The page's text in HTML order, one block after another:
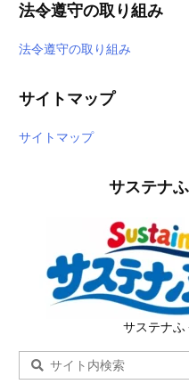
法令遵守の取り組み
法令遵守の取り組み
サイトマップ
サイトマップ
サステナ
サステナふ